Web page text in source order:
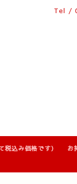
Tel /
税込み価格です）
お